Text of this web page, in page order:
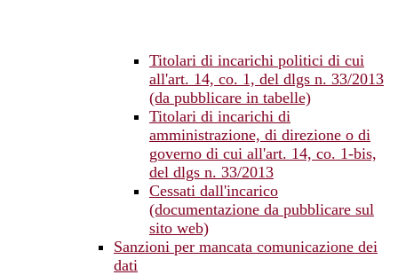
Titolari di incarichi politici di cui
all'art. 14, co. 1, del dlgs n. 33/2013
(da pubblicare in tabelle)
Titolari di incarichi di
amministrazione, di direzione o di
governo di cui all'art. 14, co. 1-bis,
del dlgs n. 33/2013
Cessati dall'incarico
(documentazione da pubblicare sul
sito web)
Sanzioni per mancata comunicazione dei
dati